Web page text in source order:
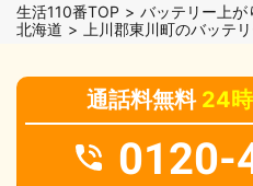
生活110番TOP バッテリー上が
北海道
上川郡東川町のバッテ
通話料無料 24
0120-